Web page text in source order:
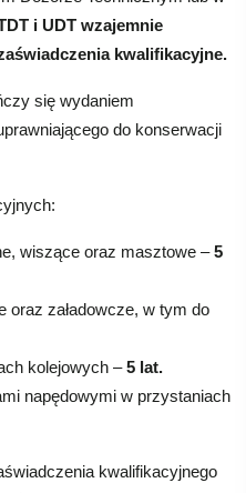
i UDT wzajemnie
kwalifikacyjne.
się wydaniem
do konserwacji
wiszące oraz masztowe –5
oraz załadowcze, w tym do
kolejowych –5 lat.
napędowymi w przystaniach
kwalifikacyjnego